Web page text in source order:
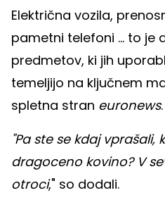
Električna vozila,
pametni telefoni ... to je
predmetov, ki jih
temeljijo na ključnem
spletna stran euronews.
"Pa ste se kdaj vprašali,
dragoceno kovino? V
otroci," so dodali.